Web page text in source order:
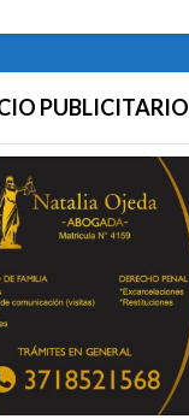
PUBLICITARIO